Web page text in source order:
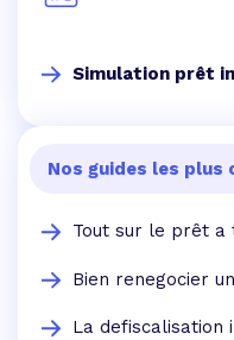
Simulation prêt
Nos guides les plus
Tout sur le prêt a
Bien renegocier
La defiscalisation